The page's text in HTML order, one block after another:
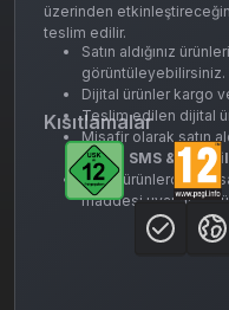
üzerinden
teslim edilir.
Satın aldığınız ürünleri
görüntüleyebilirsiniz.
Dijital ürünler kargo
Teslim edilen dijital
Misafir olarak satın
detayı SMS & E-mail
Dijital ürünlerde,
maddesi uyarınca
Kısıtlamalar